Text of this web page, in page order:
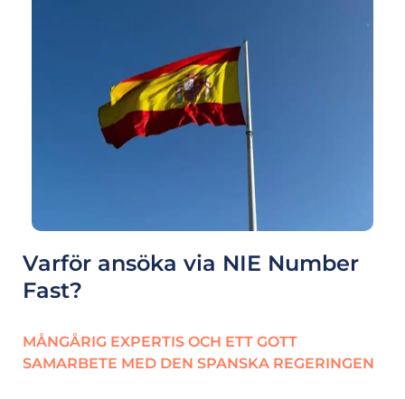
Varför ansöka via NIE Number
Fast?
MÅNGÅRIG EXPERTIS OCH ETT GOTT
SAMARBETE MED DEN SPANSKA REGERINGEN